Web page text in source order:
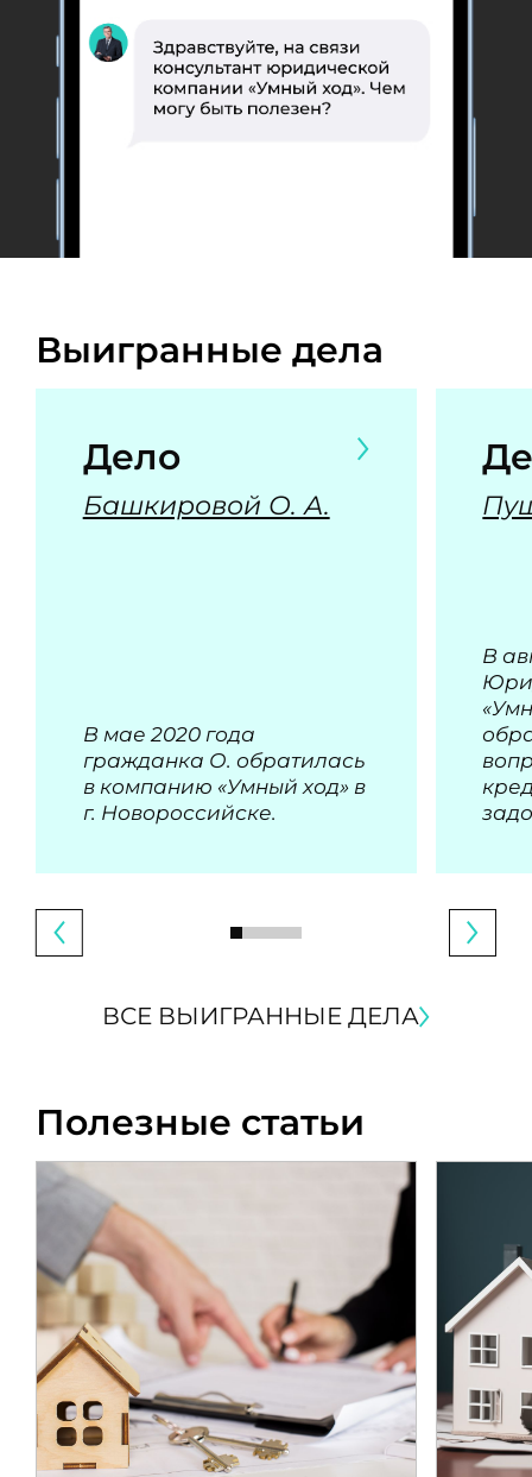
Выигранные дела
Дело
Башкировой О. А.
В мае 2020 года
гражданка О. обратилась
в компанию «Умный ход» в
г. Новороссийске.
В
ВСЕ ВЫИГРАННЫЕ ДЕЛА
Полезные статьи